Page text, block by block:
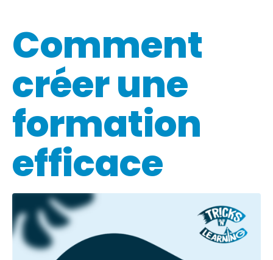
Comment
créer une
formation
efficace